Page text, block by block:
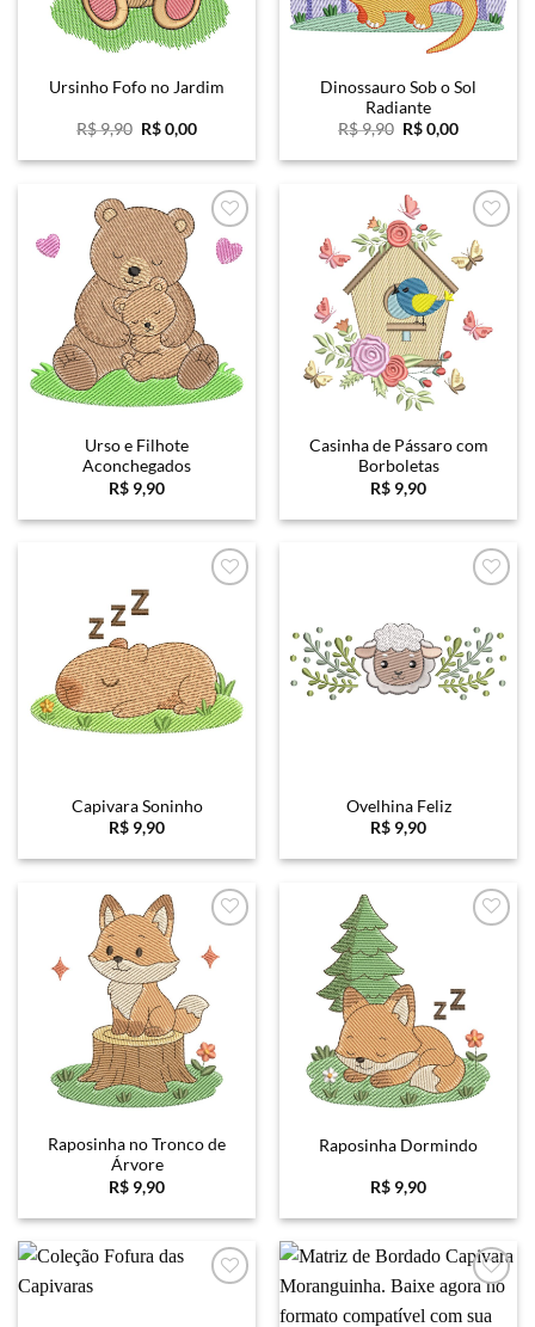
Ursinho Fofo no Jardim
R$9,90 O
preço
original
R$0,00O
atual
R$ 0,00.
Dinossauro Sob o Sol
Radiante
R$9,90 O
preço
original
R$0,00O
atual
R$ 0,00.
Favoritar
Urso e Filhote
Aconchegados
R$ 9,90
Favoritar
Casinha de Pássaro com
Borboletas
R$ 9,90
Capivara Soninho
R$ 9,90
Ovelhina Feliz
R$ 9,90
Favoritar
Raposinha no Tronco de
Árvore
R$ 9,90
Raposinha Dormindo
R$ 9,90
Favoritar